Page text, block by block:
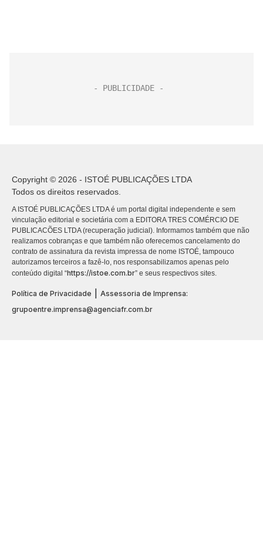
Copyright © 2026 - ISTOÉ PUBLICAÇÕES LTDA
Todos os direitos reservados.
A ISTOÉ PUBLICAÇÕES LTDA é um portal digital independente e sem
vinculação editorial e societária com a EDITORA TRES COMÉRCIO DE
PUBLICACÕES LTDA (recuperação judicial). Informamos também que não
realizamos cobranças e que também não oferecemos cancelamento do
contrato de assinatura da revista impressa de nome ISTOÉ, tampouco
autorizamos terceiros a fazê-lo, nos responsabilizamos apenas pelo
conteúdo digital “https://istoe.com.br” e seus respectivos sites.
Política de Privacidade
Assessoria de Imprensa:
grupoentre.imprensa@agenciafr.com.br